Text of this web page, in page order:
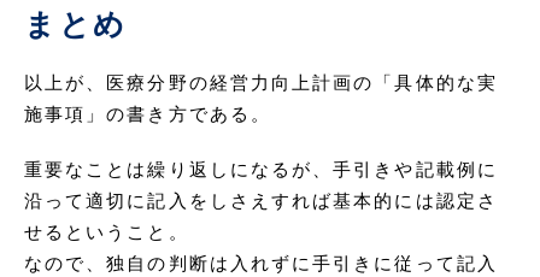
まとめ
以上が、医療分野の経営力向上計画の「具体的な実
施事項」の書き方である。
重要なことは繰り返しになるが、手引きや記載例に
沿って適切に記入をしさえすれば基本的には認定さ
せるということ。
なので、独自の判断は入れずに手引きに従って記入